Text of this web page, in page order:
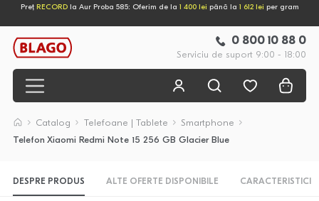
Preț RECORD la Aur Proba 585: Oferim de la 1 400 lei până la 1 612 lei per gram
0 800 10 88 0
Serviciu de suport 9:00 - 18:00
Catalog Telefoane | Tablete
Smartphone
Telefon Xiaomi Redmi Note 15 256 GB Glacier Blue
DESPRE PRODUS ALTE OFERTE DISPONIBILE CARACTERISTICI